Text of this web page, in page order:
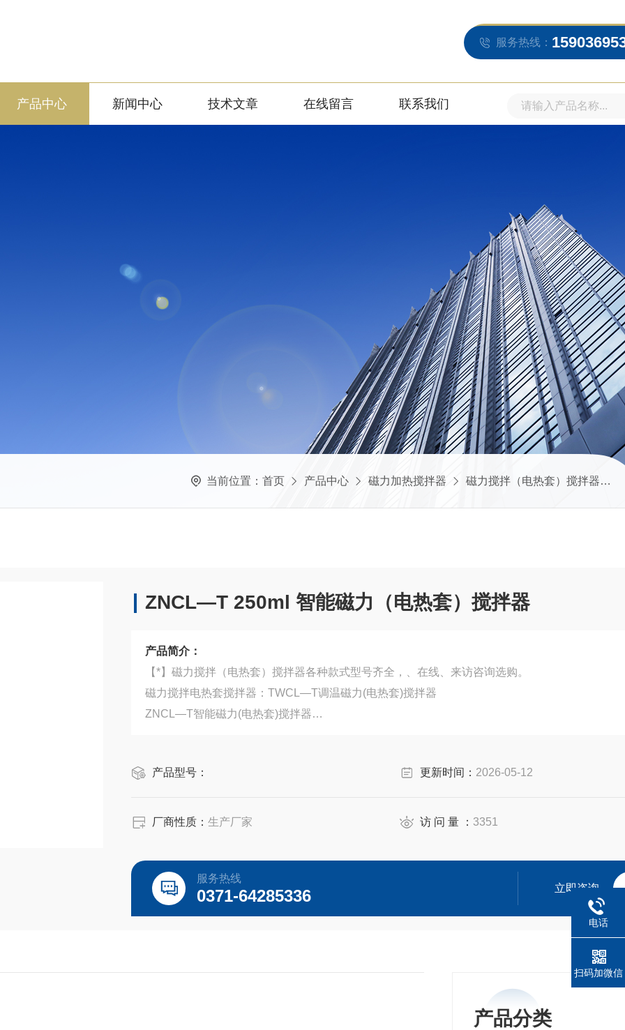
服务热线：
产品中心 新闻中心 技术文章 在线留言 联系我们
当前位置： 首页 产品中心 磁力加热搅拌器 磁力搅拌（电热套）搅拌器
ZNCL—T 250ml 智能磁力（电热套）搅拌器
产品简介：
【*】磁力搅拌（电热套）搅拌器各种款式型号齐全，、在线、来访咨询选购。
磁力搅拌电热套搅拌器：TWCL—T调温磁力(电热套)搅拌器
ZNCL—T智能磁力(电热套)搅拌器
产品型号： 更新时间： 2026-05-12
厂商性质： 生产厂家 访 问 量 ：3351
服务热线
0371-64285336 立即咨询
产品分类
电话
扫码加微信